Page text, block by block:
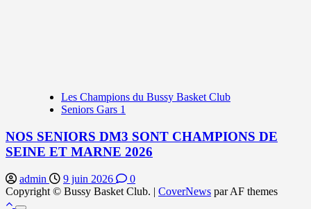
Les Champions du Bussy Basket Club
Seniors Gars 1
NOS SENIORS DM3 SONT CHAMPIONS DE
SEINE ET MARNE 2026
admin 9 juin 2026
0
Copyright © Bussy Basket Club. | CoverNews par AF themes